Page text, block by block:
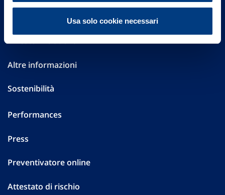
Usa solo cookie necessari
Investor Relations
Altre informazioni
Sostenibilità
Performances
Press
Preventivatore online
Attestato di rischio